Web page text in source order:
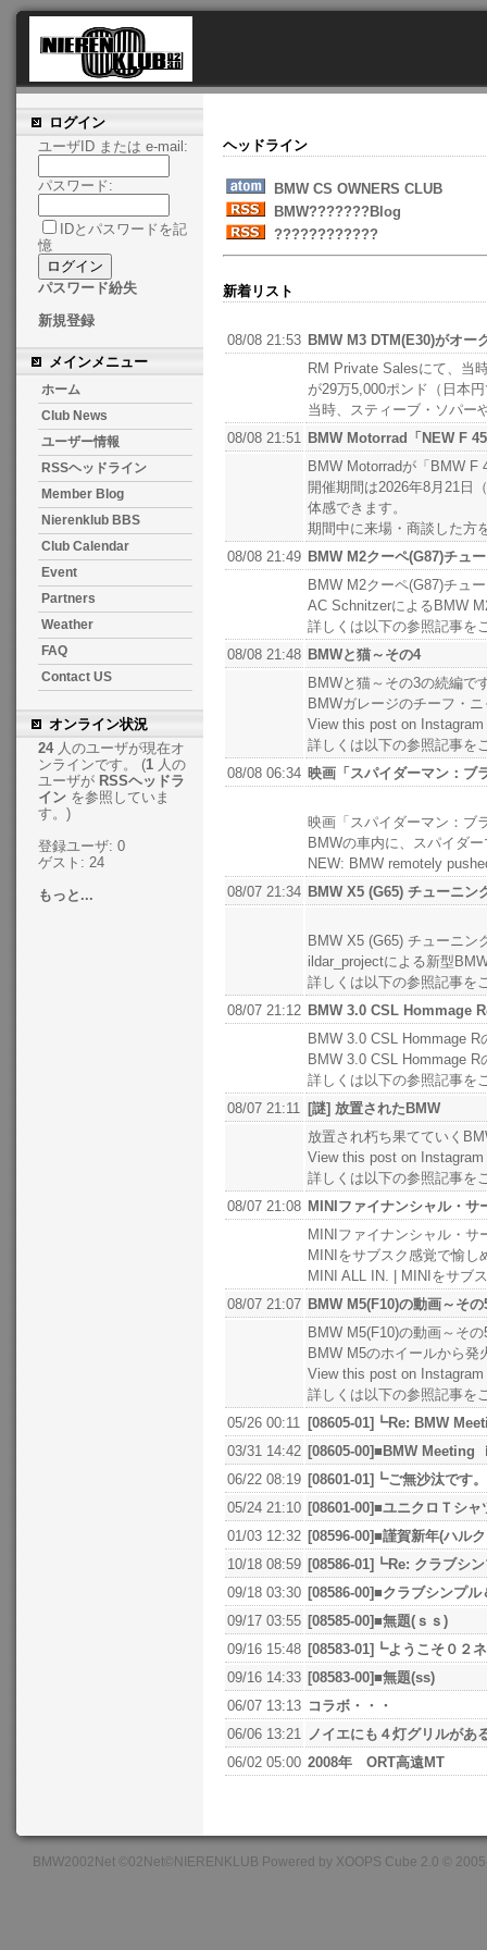
ログイン
ユーザID または e-mail:
パスワード:
IDとパスワードを記
憶
パスワード紛失
新規登録
メインメニュー
ホーム
Club News
ユーザー情報
RSSヘッドライン
Member Blog
Nierenklub BBS
Club Calendar
Event
Partners
Weather
FAQ
Contact US
オンライン状況
24 人のユーザが現在オ
ンラインです。 (1 人の
ユーザが RSSヘッドラ
イン を参照していま
す。)
登録ユーザ: 0
ゲスト: 24
もっと...
ヘッドライン
BMW CS OWNERS CLUB
BMW???????Blog
????????????
新着リスト
08/08 21:53 BMW M3 DTM(E30)がオー
RM Private Salesにて、当
が29万5,000ポンド（日本
当時、スティーブ・ソパー
08/08 21:51 BMW Motorrad「NEW F
BMW Motorradが「BMW F
開催期間は2026年8月21日
体感できます。
期間中に来場・商談した方
08/08 21:49 BMW M2クーペ(G87)チュ
BMW M2クーペ(G87)チュ
AC SchnitzerによるBMW
詳しくは以下の参照記事を
08/08 21:48 BMWと猫～その4
BMWと猫～その3の続編で
BMWガレージのチーフ・
View this post on
詳しくは以下の参照記事を
08/08 06:34 映画「スパイダーマン：ブ
映画「スパイダーマン：ブ
BMWの車内に、スパイダ
NEW: BMW remotely
08/07 21:34 BMW X5 (G65) チューニ
BMW X5 (G65) チューニン
ildar_projectによる新型
詳しくは以下の参照記事を
08/07 21:12 BMW 3.0 CSL Hommage
BMW 3.0 CSL Hommage
BMW 3.0 CSL Hommage R
詳しくは以下の参照記事を
08/07 21:11 [謎] 放置されたBMW
放置され朽ち果てていく
View this post on
詳しくは以下の参照記事を
08/07 21:08 MINIファイナンシャル・サ
MINIファイナンシャル・サ
MINIをサブスク感覚で愉
MINI ALL IN. | MINIをサブ
08/07 21:07 BMW M5(F10)の動画～その
BMW M5(F10)の動画～そ
BMW M5のホイールから発
View this post on
詳しくは以下の参照記事を
05/26 00:11 [08605-01]┗Re: BMW
03/31 14:42 [08605-00]■BMW Meeting
06/22 08:19 [08601-01]┗ご無沙汰です
05/24 21:10 [08601-00]■ユニクロＴシャ
01/03 12:32 [08596-00]■謹賀新年(ハル
10/18 08:59 [08586-01]┗Re: クラブシ
09/18 03:30 [08586-00]■クラブシンプ
09/17 03:55 [08585-00]■無題(ｓｓ)
09/16 15:48 [08583-01]┗ようこそ０２
09/16 14:33 [08583-00]■無題(ss)
06/07 13:13 コラボ・・・
06/06 13:21 ノイエにも４灯グリルがあ
06/02 05:00 2008年 ORT高遠MT
BMW2002Net ©02Net©NIERENKLUB Powered by XOOPS Cube 2.0 ©